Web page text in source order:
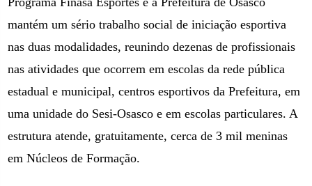
mantém um sério trabalho social de iniciação esportiva
nas duas modalidades, reunindo dezenas de profissionais
nas atividades que ocorrem em escolas da rede pública
estadual e municipal, centros esportivos da Prefeitura, em
uma unidade do Sesi-Osasco e em escolas particulares. A
estrutura atende, gratuitamente, cerca de 3 mil meninas
em Núcleos de Formação.